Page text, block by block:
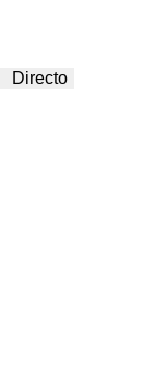
Directo